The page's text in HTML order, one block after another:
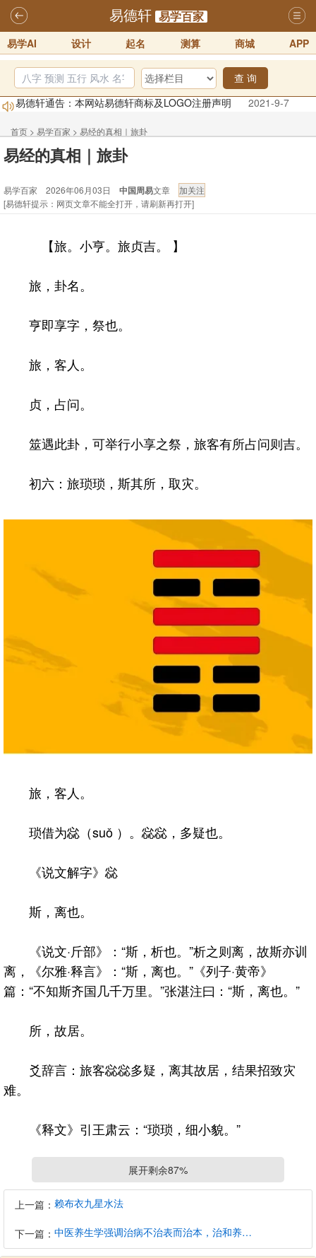
易德轩 易学百家
易学AI 设计 起名 测算 商城 APP
查 询
易德轩通告：本网站易德轩商标及LOGO注册声明
2021-9-7
易德轩易学ai，ai批八字紫微命理相学，ai智能体客服系统开通，欢迎
体验！！
2025-07-01
易德轩网重构及升能完成，欢迎大家来体验新程序及感觉！！
2026年化太岁锦囊属马、鼠、牛、龙、兔、狗、鸡生肖化太岁开始预
易德轩首席风水大师铁笔居士简介！！
首页 > 易学百家 > 易经的真相｜旅卦
易经的真相｜旅卦
易学百家 2026年06月03日 中国周易文章
[易德轩提示：网页文章不能全打开，请刷新再打开]
【旅。小亨。旅贞吉。 】
旅，卦名。
亨即享字，祭也。
旅，客人。
贞，占问。
筮遇此卦，可举行小享之祭，旅客有所占问则吉。
初六：旅琐琐，斯其所，取灾。
旅，客人。
琐借为惢（suǒ ）。惢惢，多疑也。
《说文解字》惢
斯，离也。
《说文·斤部》：“斯，析也。”析之则离，故斯亦训
离，《尔雅·释言》：“斯，离也。”《列子·黄帝》
篇：“不知斯齐国几千万里。”张湛注曰：“斯，离也。”
所，故居。
爻辞言：旅客惢惢多疑，离其故居，结果招致灾
难。
《释文》引王肃云：“琐琐，细小貌。”
六二：旅即次，怀其资，得童仆，贞。
即，就也。
次，客舍，旅馆。
展开剩余87%
上一篇： 赖布衣九星水法
下一篇： 中医养生学强调治病不治表而治本，治和养兼顾是有必要的